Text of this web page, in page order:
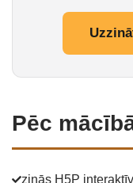
Pēc
zinās H5P